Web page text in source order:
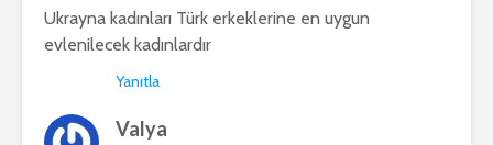
Ukrayna kadınları Türk erkeklerine en uygun
evlenilecek kadınlardır
Yanıtla
Valya